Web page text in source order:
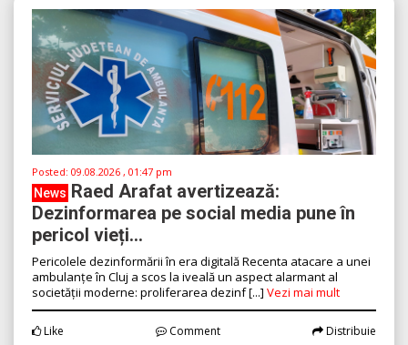
Posted: 09.08.2026 , 01:47 pm
News Raed Arafat avertizează:
Dezinformarea pe social media pune în
pericol vieți...
Pericolele dezinformării în era digitală Recenta atacare a unei
ambulanțe în Cluj a scos la iveală un aspect alarmant al
societății moderne: proliferarea dezinf [...] Vezi mai mult
Like Comment Distribuie